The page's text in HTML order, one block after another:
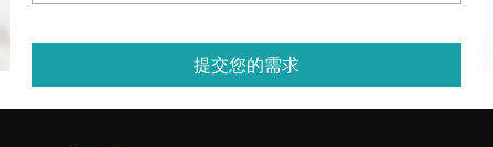
提交您的需求